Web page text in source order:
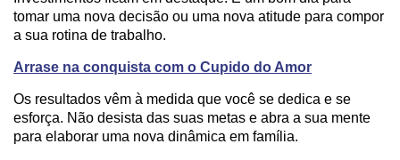
tomar uma nova decisão ou uma nova atitude para compor
a sua rotina de trabalho.
Arrase na conquista com o Cupido do Amor
Os resultados vêm à medida que você se dedica e se
esforça. Não desista das suas metas e abra a sua mente
para elaborar uma nova dinâmica em família.